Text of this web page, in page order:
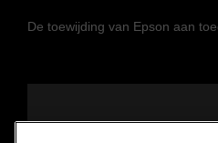
De toewijding van Epson aan